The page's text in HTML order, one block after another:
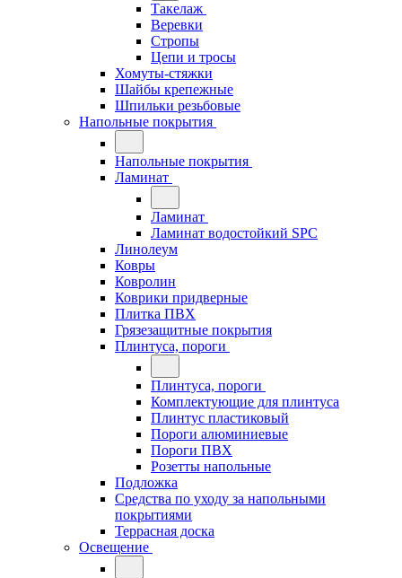
Такелаж
Веревки
Стропы
Цепи и тросы
Хомуты-стяжки
Шайбы крепежные
Шпильки резьбовые
Напольные покрытия
Напольные покрытия
Ламинат
Ламинат
Ламинат водостойкий SPC
Линолеум
Ковры
Ковролин
Коврики придверные
Плитка ПВХ
Грязезащитные покрытия
Плинтуса, пороги
Плинтуса, пороги
Комплектующие для плинтуса
Плинтус пластиковый
Пороги алюминиевые
Пороги ПВХ
Розетты напольные
Подложка
Средства по уходу за напольными
покрытиями
Террасная доска
Освещение